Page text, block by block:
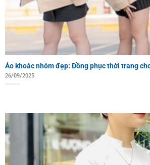
Áo khoác nhóm đẹp: Đồng phục thời trang
26/09/2025